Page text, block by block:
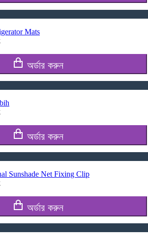
Mats
অর্ডার করুন
অর্ডার করুন
Sunshade Net Fixing Clip
অর্ডার করুন